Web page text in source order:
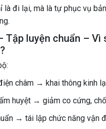
là đi lại, mà là tự phục vụ
Tập luyện chuẩn – Vì
châm → khai thông kinh
huyệt → giảm co cứng,
→ tái lập chức năng vận